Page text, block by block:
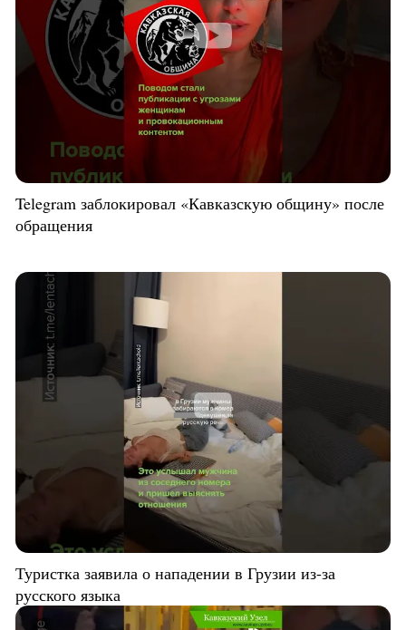
Telegram заблокировал «Кавказскую общину» после
обращения
Туристка заявила о нападении в Грузии из-за
русского языка